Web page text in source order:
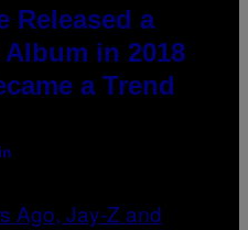
Released a
in 2018
a Trend